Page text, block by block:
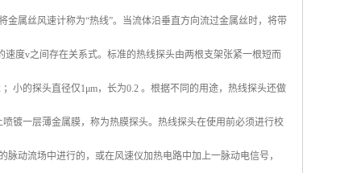
属丝风速计称为“热线”。当流体沿垂直方向流过金属丝时，将带
度v之间存在关系式。标准的热线探头由两根支架张紧一根短而
小的探头直径仅1μm，长为0.2 。根据不同的用途，热线探头还做
镀一层薄金属膜，称为热膜探头。热线探头在使用前必须进行校
动流场中进行的，或在风速仪加热电路中加上一脉动电信号，